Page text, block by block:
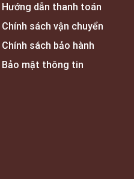
Hướng dẫn thanh toán
Chính sách vận chuyển
Chính sách bảo hành
Bảo mật thông tin